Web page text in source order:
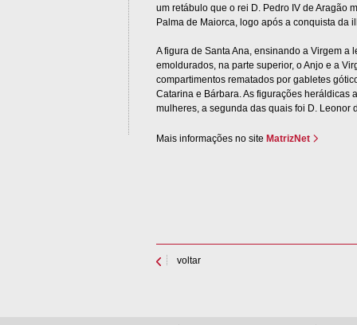
um retábulo que o rei D. Pedro IV de Aragão
Palma de Maiorca, logo após a conquista da
A figura de Santa Ana, ensinando a Virgem a
emoldurados, na parte superior, o Anjo e a
compartimentos rematados por gabletes
Catarina e Bárbara. As figurações heráldicas
mulheres, a segunda das quais foi D. Leonor
Mais informações no site MatrizNet
voltar